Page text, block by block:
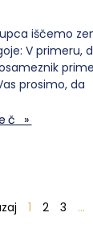
iščemo
V primeru,
prosimo, da
»
1 2 3 …